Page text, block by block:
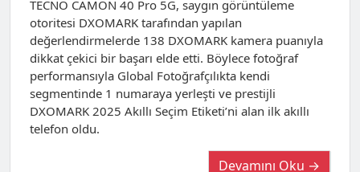
TECNO CAMON 40 Pro 5G, saygın görüntüleme
otoritesi DXOMARK tarafından yapılan
değerlendirmelerde 138 DXOMARK kamera puanıyla
dikkat çekici bir başarı elde etti. Böylece fotoğraf
performansıyla Global Fotoğrafçılıkta kendi
segmentinde 1 numaraya yerleşti ve prestijli
DXOMARK 2025 Akıllı Seçim Etiketi’ni alan ilk akıllı
telefon oldu.
Devamını Oku →